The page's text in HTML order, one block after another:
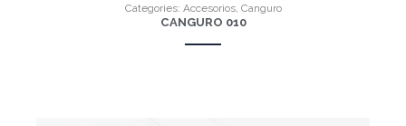
Categories: Accesorios, Canguro
CANGURO 010